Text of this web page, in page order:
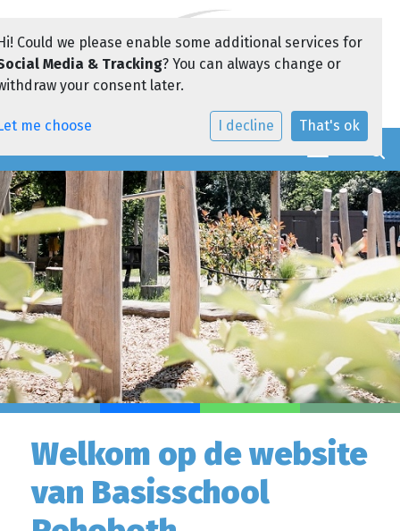
Toggle
Welkom op de website
van Basisschool
Could we please enable some additional services for
Media & Tracking? You can always change or
your consent later.
me choose I decline That's ok